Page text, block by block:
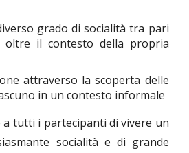
grado di socialità tra pari
il contesto della propria
attraverso la scoperta delle
in un contesto informale
a tutti i partecipanti di vivere un
socialità e di grande